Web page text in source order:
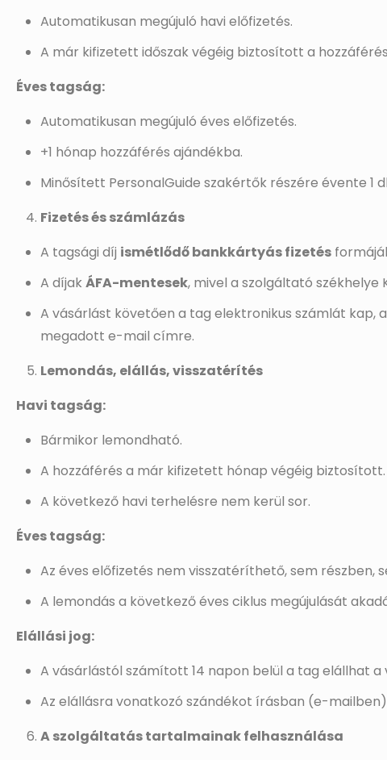
Automatikusan megújuló havi előfizetés.
A már kifizetett időszak végéig biztosított a
Éves tagság:
Automatikusan megújuló éves előfizetés.
+1 hónap hozzáférés ajándékba.
Minősített PersonalGuide szakértők részére évente 1
Fizetés és számlázás
A tagsági díj ismétlődő bankkártyás fizetés
A díjakÁFA-mentesek, mivel a szolgáltató székhelye
A vásárlást követően a tag elektronikus számlát
megadott e-mail címre.
Lemondás, elállás, visszatérítés
Havi tagság:
Bármikor lemondható.
A hozzáférés a már kifizetett hónap végéig biztosított.
A következő havi terhelésre nem kerül sor.
Éves tagság:
Az éves előfizetés nem visszatéríthető, sem részben,
A lemondás a következő éves ciklus megújulását
Elállási jog:
A vásárlástól számított 14 napon belül a tag elállhat a
Az elállásra vonatkozó szándékot írásban (e-mailben)
A szolgáltatás tartalmainak felhasználása